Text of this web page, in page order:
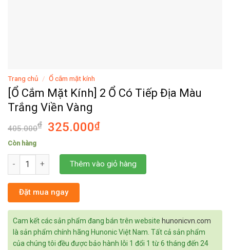
Trang chủ / Ổ cắm mặt kính
[Ổ Cắm Mặt Kính] 2 Ổ Có Tiếp Địa Màu
Trắng Viền Vàng
405.000₫ 325.000₫
Còn hàng
[Ổ Cắm Mặt Kính] 2 Ổ Có Tiếp Địa Màu Trắng Viền Vàng số lượng
Thêm vào giỏ hàng
Đặt mua ngay
Cam kết các sản phẩm đang bán trên website hunonicvn.com
là sản phẩm chính hãng Hunonic Việt Nam. Tất cả sản phẩm
của chúng tôi đều được bảo hành lỗi 1 đổi 1 từ 6 tháng đến 24